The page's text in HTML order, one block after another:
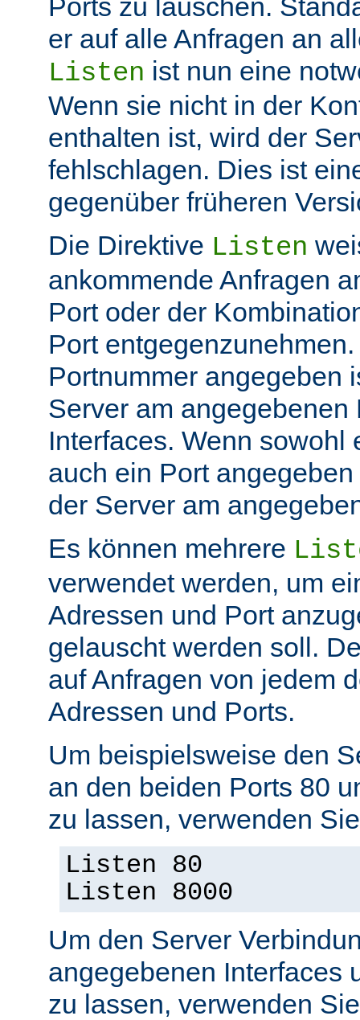
Ports zu lauschen.
er auf alle Anfragen an
Listen ist nun eine
Wenn sie nicht in der
enthalten ist, wird der
fehlschlagen. Dies ist
gegenüber früheren
Die Direktive Listen
ankommende Anfragen
Port oder der
Port
Portnummer angegeben
Server am angegebenen
Interfaces. Wenn sowohl
auch ein Port
der Server am
Es können mehrere
verwendet werden, um
Adressen und Port
gelauscht werden soll.
auf Anfragen von jedem
Adressen und Ports.
Um beispielsweise den
an den beiden Ports 80
zu lassen, verwenden
Listen 80
Listen 8000
Um den Server
angegebenen Interfaces
zu lassen, verwenden